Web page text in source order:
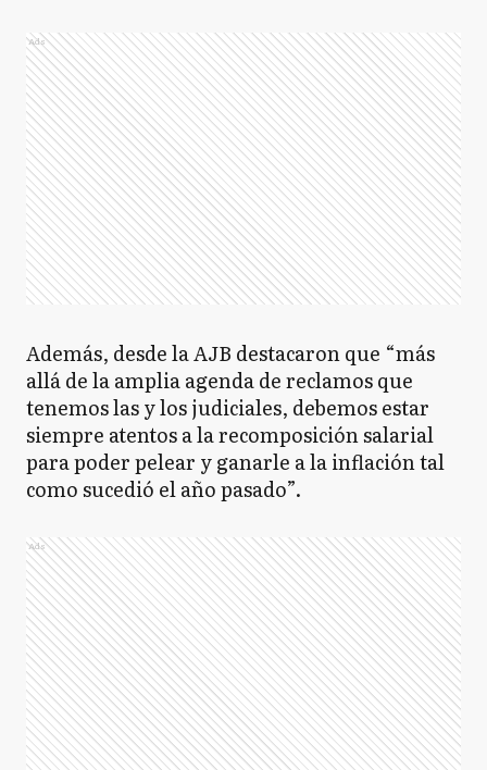
Ads
Además, desde la AJB destacaron que “más
allá de la amplia agenda de reclamos que
tenemos las y los judiciales, debemos estar
siempre atentos a la recomposición salarial
para poder pelear y ganarle a la inflación tal
como sucedió el año pasado”.
Ads